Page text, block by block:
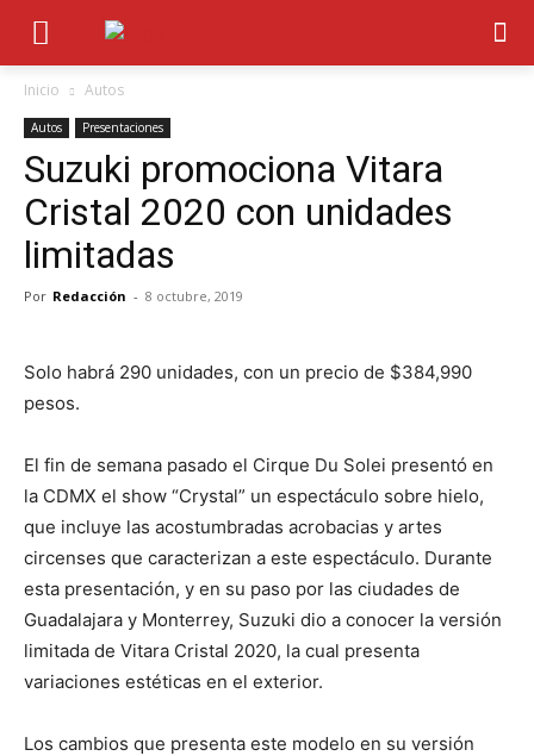
Inicio Autos
Autos Presentaciones
Suzuki promociona Vitara
Cristal 2020 con unidades
limitadas
Por Redacción - 8 octubre, 2019
Solo habrá 290 unidades, con un precio de $384,990
pesos.
El fin de semana pasado el Cirque Du Solei presentó en
la CDMX el show “Crystal” un espectáculo sobre hielo,
que incluye las acostumbradas acrobacias y artes
circenses que caracterizan a este espectáculo. Durante
esta presentación, y en su paso por las ciudades de
Guadalajara y Monterrey, Suzuki dio a conocer la versión
limitada de Vitara Cristal 2020, la cual presenta
variaciones estéticas en el exterior.
Los cambios que presenta este modelo en su versión